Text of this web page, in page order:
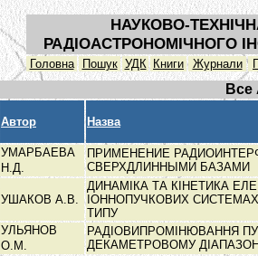
НАУКОВО-
РАДІОАСТРОНОМІЧНОГО
Головна Пошук УДК Книги Журнали
Все
Автор Назва
УМАРБАЕВА
Н.Д.
ПРИМЕНЕНИЕ
СВЕРХДЛИННЫМИ БАЗАМИ
УШАКОВ А.В.
ДИНАМІКА ТА КІНЕТИКА
ІОННОПУЧКОВИХ
ТИПУ
УЛЬЯНОВ
О.М.
РАДІОВИПРОМІНЮВАННЯ
ДЕКАМЕТРОВОМУ